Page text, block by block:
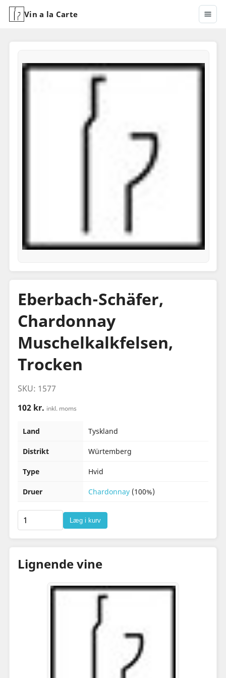
Vin a la Carte
Eberbach-Schäfer,
Chardonnay
Muschelkalkfelsen,
Trocken
SKU: 1577
102 kr. inkl. moms
Land Tyskland
Distrikt Würtemberg
Type Hvid
Druer Chardonnay(100%)
Læg i kurv
Lignende vine